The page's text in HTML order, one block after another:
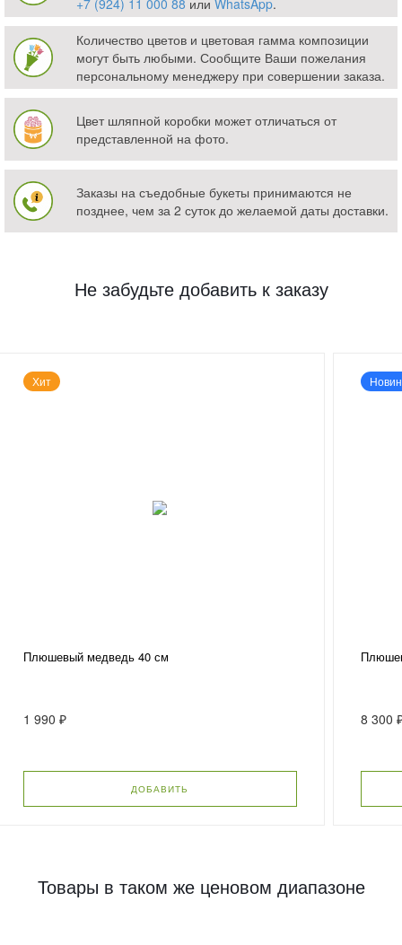
Количество цветов и цветовая гамма композиции
могут быть любыми. Сообщите Ваши пожелания
персональному менеджеру при совершении заказа.
Цвет шляпной коробки может отличаться от
представленной на фото.
Заказы на съедобные букеты принимаются не
позднее, чем за 2 суток до желаемой даты доставки.
Не забудьте добавить к заказу
Хит
Плюшевый медведь 40 см
1 990 ₽
ДОБАВИТЬ
8 300
Товары в таком же ценовом диапазоне